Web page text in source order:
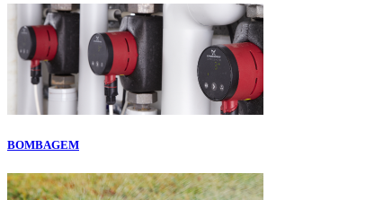
BOMBAGEM